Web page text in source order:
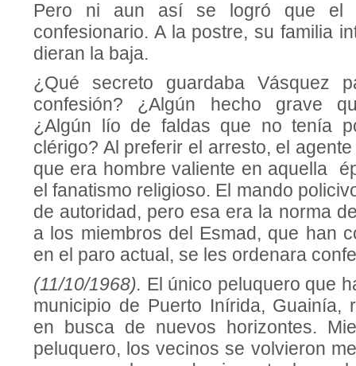
Pero ni aun así se logró que el
confesionario. A la postre, su familia
dieran la baja.
¿Qué secreto guardaba Vásquez
confesión? ¿Algún hecho grave
¿Algún lío de faldas que no tenía
clérigo? Al preferir el arresto, el
que era hombre valiente en aquella
el fanatismo religioso. El mando
de autoridad, pero esa era la norma
a los miembros del Esmad, que han
en el paro actual, se les ordenara
(11/10/1968). El único peluquero que
municipio de Puerto Inírida, Guainía,
en busca de nuevos horizontes.
peluquero, los vecinos se volvieron